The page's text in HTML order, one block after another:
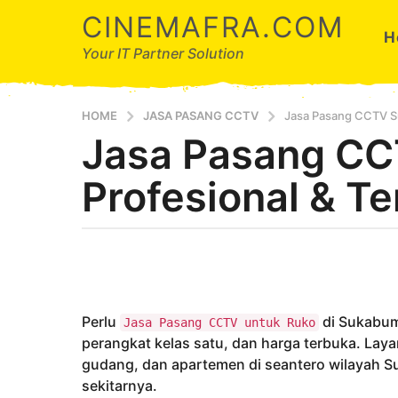
CINEMAFRA.COM
Your IT Partner Solution
HOME JASA PASANG CCTV Jasa Pasang CCTV
t
a
h
o
t
a
Jasa Pasang
Profesional &
d
a
Perlu Jasa Pasang CCTV untuk Ruko di
perangkat kelas satu, dan harga terbuka.
gudang, dan apartemen di seantero wilayah
sekitarnya.